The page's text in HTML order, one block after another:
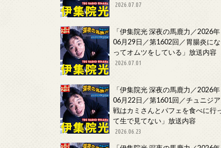
2026.07.07
「伊集院光 深夜の馬鹿力／2026年
06月29日／第1602回／胃腸炎にな
ってオムツをしている」放送内容
2026.07.01
「伊集院光 深夜の馬鹿力／2026年
06月22日／第1601回／チュニジア
戦はカミさんとパフェを食べに行
て生で見てない」放送内容
2026.06.23